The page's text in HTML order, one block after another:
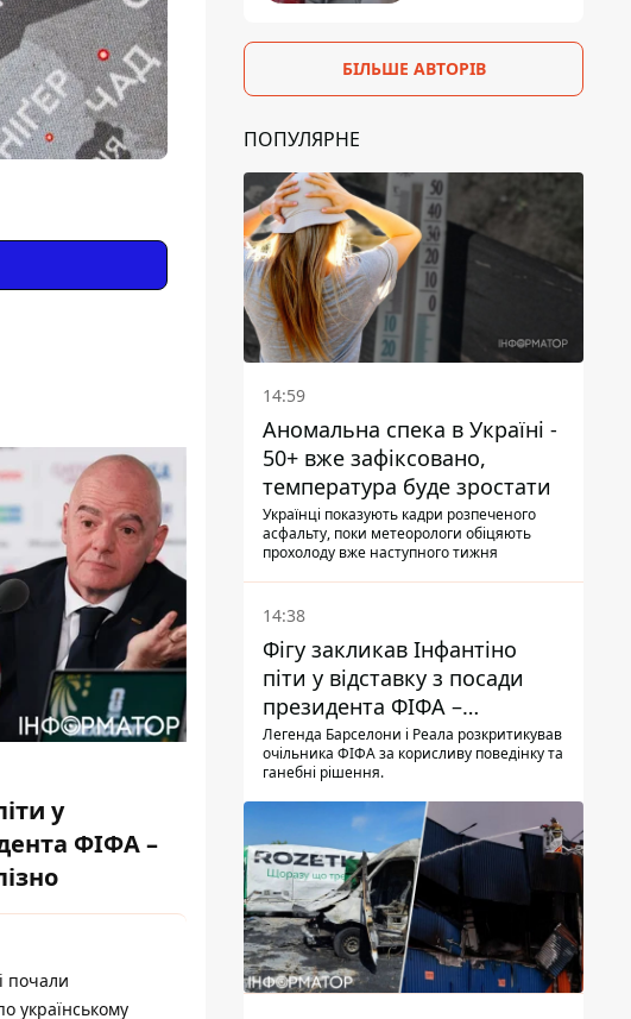
у
ФІФА –
почали
українському
БІЛЬШЕ АВТОРІВ
ПОПУЛЯРНЕ
14:59
Аномальна спека в Україні -
50+ вже зафіксовано,
температура буде зростати
Українці показують кадри розпеченого
асфальту, поки метеорологи обіцяють
прохолоду вже наступного тижня
14:38
Фігу закликав Інфантіно
піти у відставку з посади
президента ФІФА –
врятувати футбол ще не
пізно
Легенда Барселони і Реала розкритикував
очільника ФІФА за корисливу поведінку та
ганебні рішення.